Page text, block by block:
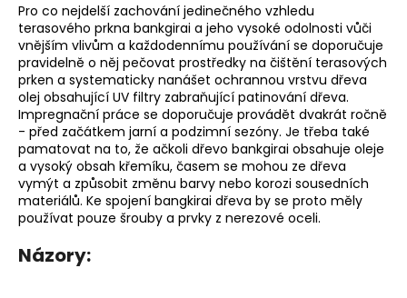
Pro co nejdelší zachování jedinečného vzhledu
terasového prkna bankgirai a jeho vysoké odolnosti vůči
vnějším vlivům a každodennímu používání se doporučuje
pravidelně o něj pečovat prostředky na čištění terasových
prken a systematicky nanášet ochrannou vrstvu dřeva
olej obsahující UV filtry zabraňující patinování dřeva.
Impregnační práce se doporučuje provádět dvakrát ročně
- před začátkem jarní a podzimní sezóny. Je třeba také
pamatovat na to, že ačkoli dřevo bankgirai obsahuje oleje
a vysoký obsah křemíku, časem se mohou ze dřeva
vymýt a způsobit změnu barvy nebo korozi sousedních
materiálů. Ke spojení bangkirai dřeva by se proto měly
používat pouze šrouby a prvky z nerezové oceli.
Názory: